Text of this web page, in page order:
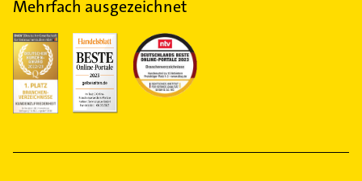
Mehrfach ausgezeichnet